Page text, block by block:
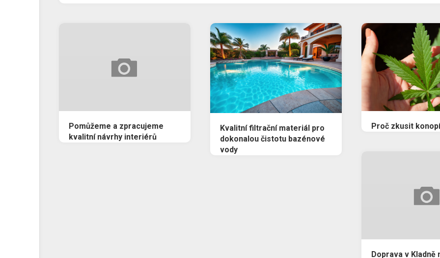
Pomůžeme a zpracujeme
kvalitní návrhy interiérů
Kvalitní filtrační materiál pro
dokonalou čistotu bazénové
vody
Proč zkusit
Doprava v Kladně